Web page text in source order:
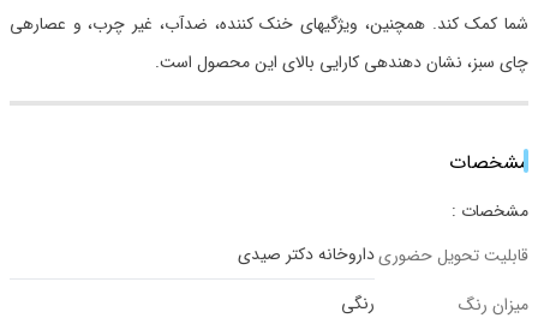
شما کمک کند. همچنین، ویژگیهای خنک کننده، ضدآب، غیر چرب، و عصارهی
چای سبز، نشان دهندهی کارایی بالای این محصول است.
مشخصات
مشخصات :
قابلیت تحویل حضوریداروخانه دکتر صیدی
میزان رنگ
رنگی